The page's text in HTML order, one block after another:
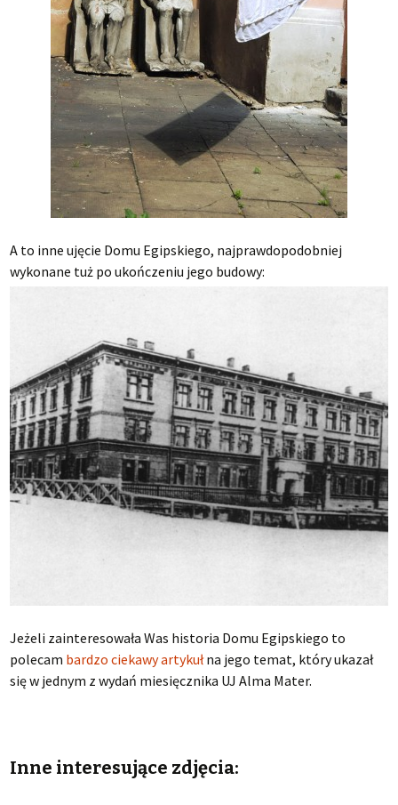
A to inne ujęcie Domu Egipskiego, najprawdopodobniej
wykonane tuż po ukończeniu jego budowy:
Jeżeli zainteresowała Was historia Domu Egipskiego to
polecam bardzo ciekawy artykułna jego temat, który ukazał
się w jednym z wydań miesięcznika UJ Alma Mater.
Inne interesujące zdjęcia: